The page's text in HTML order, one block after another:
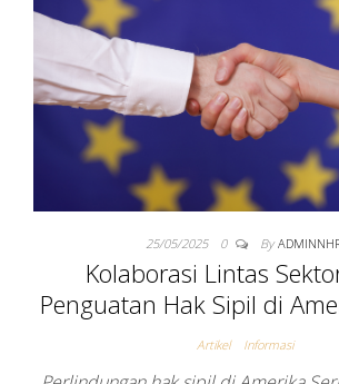
USA
25/05/2025 0 By
Kolaborasi Lintas
Penguatan Hak Sipil di
Artikel Informasi